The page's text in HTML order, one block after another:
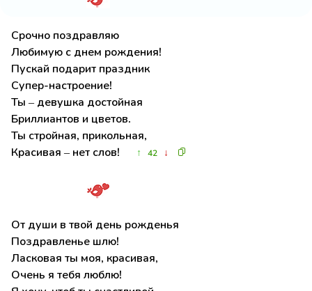
Срочно поздравляю
Любимую с днем рождения!
Пускай подарит праздник
Супер-настроение!
Ты – девушка достойная
Бриллиантов и цветов.
Ты стройная, прикольная,
Красивая – нет слов!
↑ 42 ↓
От души в твой день рожденья
Поздравленье шлю!
Ласковая ты моя, красивая,
Очень я тебя люблю!